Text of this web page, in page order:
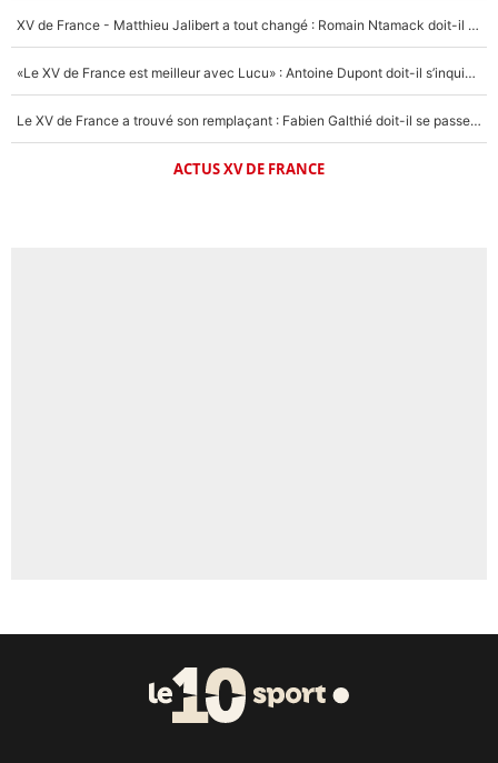
XV de France - Matthieu Jalibert a tout changé : Romain Ntamack doit-il s’inquiéter pour sa place à un an de la Coupe du monde ?
«Le XV de France est meilleur avec Lucu» : Antoine Dupont doit-il s’inquiéter pour sa place ?
Le XV de France a trouvé son remplaçant : Fabien Galthié doit-il se passer d'Antoine Dupont ?
ACTUS XV DE FRANCE